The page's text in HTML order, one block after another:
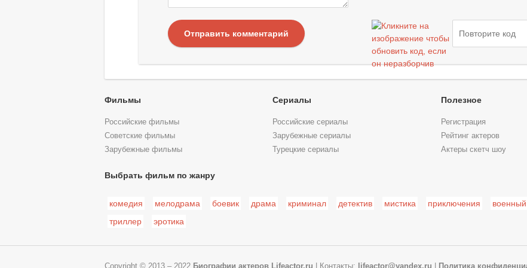
Отправить комментарий
Фильмы
Российские фильмы
Советские фильмы
Зарубежные фильмы
Сериалы
Российские сериалы
Зарубежные сериалы
Турецкие сериалы
Полезное
Регистрация
Рейтинг актеров
Актеры скетч шоу
Выбрать фильм по жанру
комедия мелодрама боевик драма криминал детектив мистика приключения военный
триллер
эротика
Copyright © 2013 – 2022 Биографии актеров Lifeactor.ru | Контакты: lifeactor@yandex.ru Политика